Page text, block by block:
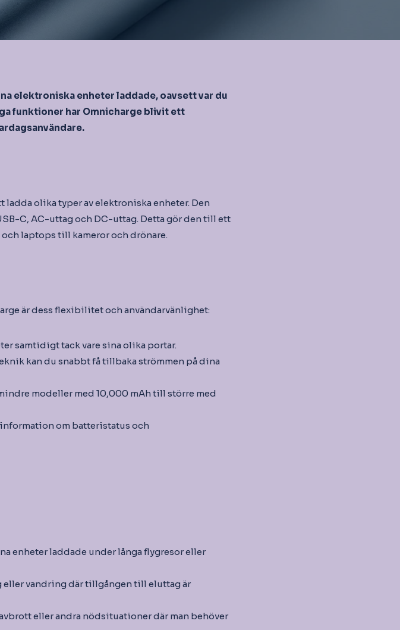
elektroniska enheter laddade, oavsett var du
funktioner har Omnicharge blivit ett
olika typer av elektroniska enheter. Den
C, AC-uttag och DC-uttag. Detta gör den till ett
laptops till kameror och drönare.
är dess flexibilitet och användarvänlighet:
samtidigt tack vare sina olika portar.
kan du snabbt få tillbaka strömmen på dina
modeller med 10,000 mAh till större med
om batteristatus och
enheter laddade under långa flygresor eller
eller vandring där tillgången till eluttag är
eller andra nödsituationer där man behöver